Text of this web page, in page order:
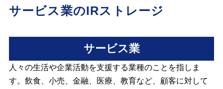
サービス業のIRストレージ
サービス業
人々の生活や企業活動を支援する業種のことを指しま
す。飲食、小売、金融、医療、教育など、顧客に対して